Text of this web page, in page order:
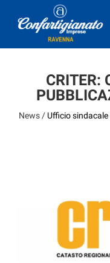
CRITER:
News / Ufficio sindacale